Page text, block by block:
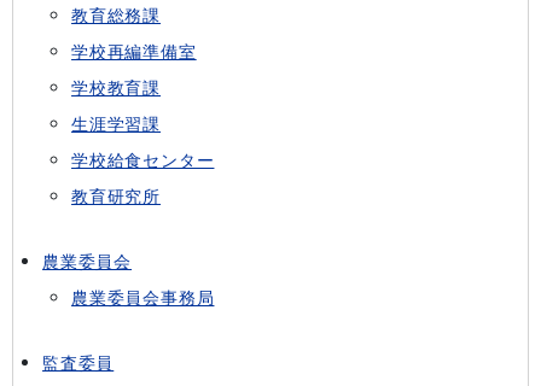
教育総務課
学校再編準備室
学校教育課
生涯学習課
学校給食センター
教育研究所
農業委員会
農業委員会事務局
監査委員